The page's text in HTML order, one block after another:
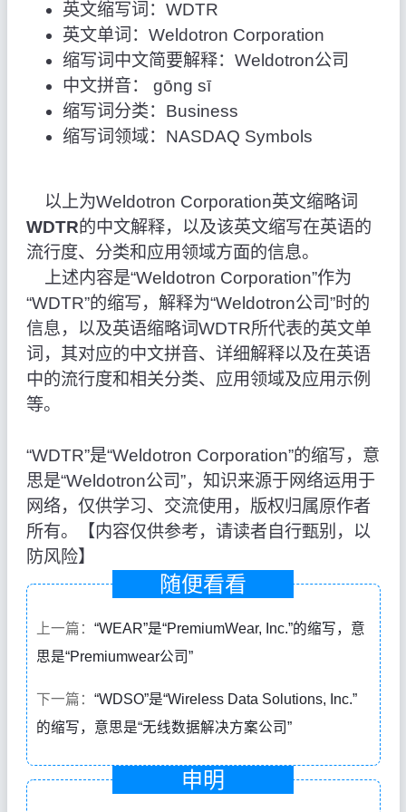
英文缩写词：WDTR
英文单词：Weldotron Corporation
缩写词中文简要解释：Weldotron公司
中文拼音： gōng sī
缩写词分类：Business
缩写词领域：NASDAQ Symbols
以上为Weldotron Corporation英文缩略词
WDTR的中文解释，以及该英文缩写在英语的
流行度、分类和应用领域方面的信息。
上述内容是“Weldotron Corporation”作为
“WDTR”的缩写，解释为“Weldotron公司”时的
信息，以及英语缩略词WDTR所代表的英文单
词，其对应的中文拼音、详细解释以及在英语
中的流行度和相关分类、应用领域及应用示例
等。
“WDTR”是“Weldotron Corporation”的缩写，意
思是“Weldotron公司”，知识来源于网络运用于
网络，仅供学习、交流使用，版权归属原作者
所有。【内容仅供参考，请读者自行甄别，以
防风险】
随便看看
上一篇： “WEAR”是“PremiumWear, Inc.”的缩写，意
思是“Premiumwear公司”
下一篇： “WDSO”是“Wireless Data Solutions, Inc.”
的缩写，意思是“无线数据解决方案公司”
申明